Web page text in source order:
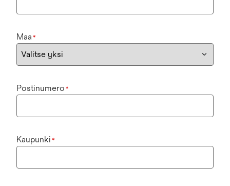
Maa *
Postinumero *
Kaupunki *